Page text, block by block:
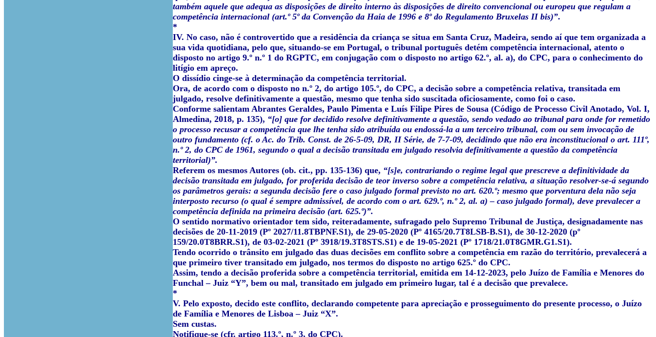
também aquele que adequa as disposições de direito interno às disposições de direito convencional ou europeu que regulam a
competência internacional (art.º 5º da Convenção da Haia de 1996 e 8º do Regulamento Bruxelas II bis)”.
*
IV. No caso, não é controvertido que a residência da criança se situa em Santa Cruz, Madeira, sendo aí que tem organizada a
sua vida quotidiana, pelo que, situando-se em Portugal, o tribunal português detém competência internacional, atento o
disposto no artigo 9.º n.º 1 do RGPTC, em conjugação com o disposto no artigo 62.º, al. a), do CPC, para o conhecimento do
litígio em apreço.
O dissídio cinge-se à determinação da competência territorial.
Ora, de acordo com o disposto no n.º 2, do artigo 105.º, do CPC, a decisão sobre a competência relativa, transitada em
julgado, resolve definitivamente a questão, mesmo que tenha sido suscitada oficiosamente, como foi o caso.
Conforme salientam Abrantes Geraldes, Paulo Pimenta e Luís Filipe Pires de Sousa (Código de Processo Civil Anotado, Vol. I,
Almedina, 2018, p. 135), “[o] que for decidido resolve definitivamente a questão, sendo vedado ao tribunal para onde for remetido
o processo recusar a competência que lhe tenha sido atribuída ou endossá-la a um terceiro tribunal, com ou sem invocação de
outro fundamento (cf. o Ac. do Trib. Const. de 26-5-09, DR, II Série, de 7-7-09, decidindo que não era inconstitucional o art. 111º,
n.º 2, do CPC de 1961, segundo o qual a decisão transitada em julgado resolvia definitivamente a questão da competência
territorial)”.
Referem os mesmos Autores (ob. cit., pp. 135-136) que, “[s]e, contrariando o regime legal que prescreve a definitividade da
decisão transitada em julgado, for proferida decisão de teor inverso sobre a competência relativa, a situação resolver-se-á segundo
os parâmetros gerais: a segunda decisão fere o caso julgado formal previsto no art. 620.º; mesmo que porventura dela não seja
interposto recurso (o qual é sempre admissível, de acordo com o art. 629.º, n.º 2, al. a) – caso julgado formal), deve prevalecer a
competência definida na primeira decisão (art. 625.º)”.
O sentido normativo orientador tem sido, reiteradamente, sufragado pelo Supremo Tribunal de Justiça, designadamente nas
decisões de 20-11-2019 (Pº 2027/11.8TBPNF.S1), de 29-05-2020 (Pº 4165/20.7T8LSB-B.S1), de 30-12-2020 (pº
159/20.0T8BRR.S1), de 03-02-2021 (Pº 3918/19.3T8STS.S1) e de 19-05-2021 (Pº 1718/21.0T8GMR.G1.S1).
Tendo ocorrido o trânsito em julgado das duas decisões em conflito sobre a competência em razão do território, prevalecerá a
que primeiro tiver transitado em julgado, nos termos do disposto no artigo 625.º do CPC.
Assim, tendo a decisão proferida sobre a competência territorial, emitida em 14-12-2023, pelo Juízo de Família e Menores do
Funchal – Juiz “Y”, bem ou mal, transitado em julgado em primeiro lugar, tal é a decisão que prevalece.
*
V. Pelo exposto, decido este conflito, declarando competente para apreciação e prosseguimento do presente processo, o Juízo
de Família e Menores de Lisboa – Juiz “X”.
Sem custas.
Notifique-se (cfr. artigo 113.º, n.º 3, do CPC).